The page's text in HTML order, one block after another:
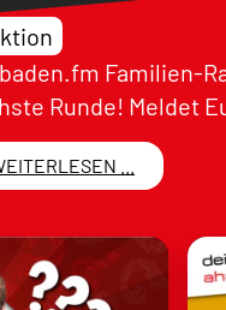
Familien-
Runde! Meldet
...